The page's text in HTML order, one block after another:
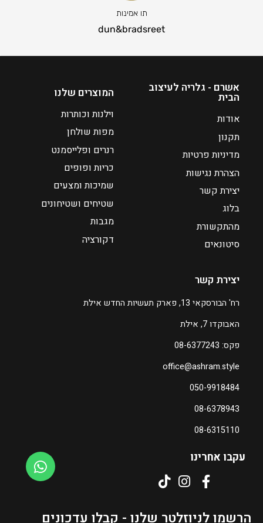
תו אמינות
dun&bradsreet
עקבו אחרינו
הרשמו לניוזלטר שלנו - קבלו עדכונים
יצירת קשר
רח' הבורסקאי 13, פארק תעשיות החדש אילת
האבוקדו 7, אילת
פקס: 08-6377243
office@ashram.style
050-9918484
08-6378943
08-6315110
המוצרים שלנו
וילנות וכותרות
מפות שולחן
רנרים ופלייסמנט
כריות ופופים
שמיכות ומצעים
שטיחים ושטיחונים
מגבות
דקורציה
אשרם - גלריה לעיצוב
הבית
אודות
תקנון
מדיניות פרטיות
הצהרת נגישות
יצירת קשר
בלוג
מהתקשורת
סיטונאים